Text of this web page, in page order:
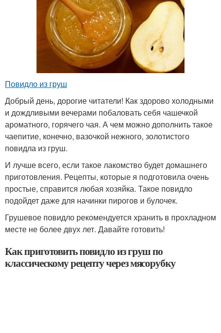
Повидло из груш
Добрый день, дорогие читатели! Как здорово холодными
и дождливыми вечерами побаловать себя чашечкой
ароматного, горячего чая. А чем можно дополнить такое
чаепитие, конечно, вазочкой нежного, золотистого
повидла из груш.
И лучше всего, если такое лакомство будет домашнего
приготовления. Рецепты, которые я подготовила очень
простые, справится любая хозяйка. Такое повидло
подойдет даже для начинки пирогов и булочек.
Грушевое повидло рекомендуется хранить в прохладном
месте не более двух лет. Давайте готовить!
Как приготовить повидло из груш по
классическому рецепту через мясорубку